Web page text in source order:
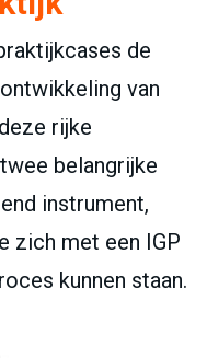
de
van
rijke
belangrijke
instrument,
zich met een IGP
kunnen staan.